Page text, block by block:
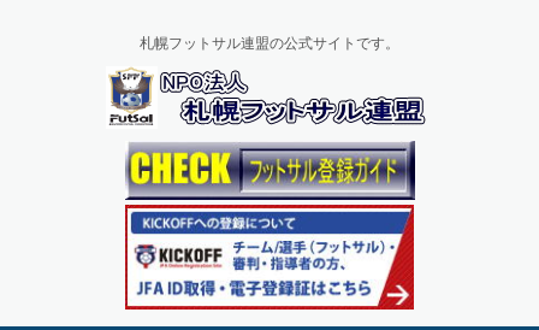
札幌フットサル連盟の公式サイトです。